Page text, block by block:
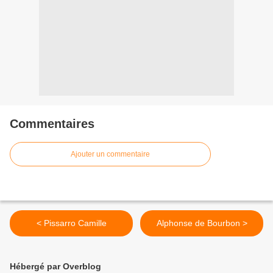
Commentaires
Ajouter un commentaire
< Pissarro Camille Alphonse de Bourbon >
Hébergé par Overblog